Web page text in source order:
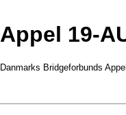
Appel 19-
Danmarks Bridgeforbunds